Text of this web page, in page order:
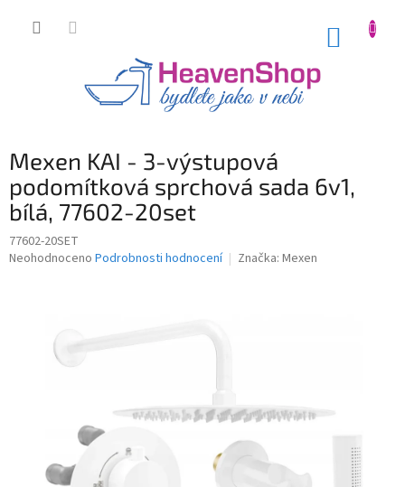
Mexen KAI - 3-výstupová
podomítková sprchová sada 6v1,
bílá, 77602-20set
77602-20SET
Průměrné
Neohodnoceno Podrobnosti hodnocení Značka: Mexen